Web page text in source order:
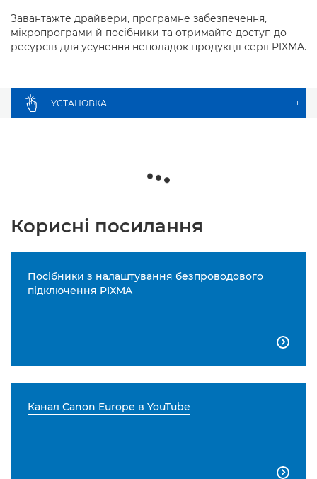
Завантажте драйвери, програмне забезпечення,
мікропрограми й посібники та отримайте доступ до
ресурсів для усунення неполадок продукції серії PIXMA.
УСТАНОВКА +
Корисні посилання
Посібники з налаштування безпроводового
підключення PIXMA

Канал Canon Europe в YouTube
